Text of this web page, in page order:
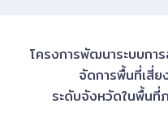
โครงการพัฒนาระบบกา
จัดการพื้นที่เสี่
ระดับจังหวัดในพื้นที่